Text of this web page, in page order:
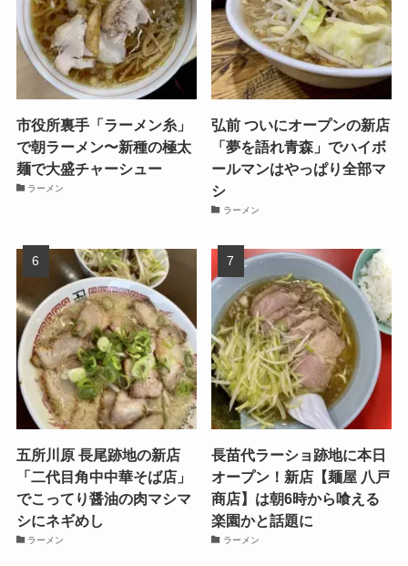
市役所裏手「ラーメン糸」
で朝ラーメン〜新種の極太
麺で大盛チャーシュー
ラーメン
弘前 ついにオープンの新店
「夢を語れ青森」でハイボ
ールマンはやっぱり全部マ
シ
ラーメン
五所川原 長尾跡地の新店
「二代目角中中華そば店」
でこってり醤油の肉マシマ
シにネギめし
ラーメン
長苗代ラーショ跡地に本日
オープン！新店【麺屋 八戸
商店】は朝6時から喰える
楽園かと話題に
ラーメン